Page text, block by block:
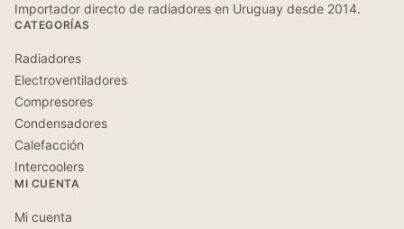
Importador directo de radiadores en Uruguay desde 2014.
CATEGORÍAS
Radiadores
Electroventiladores
Compresores
Condensadores
Calefacción
Intercoolers
MI CUENTA
Mi cuenta